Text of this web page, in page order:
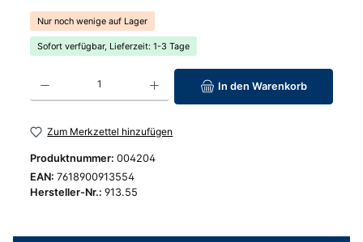
Nur noch wenige auf Lager
Sofort verfügbar, Lieferzeit: 1-3 Tage
Produkt Anzahl: Gib den gewünschten Wert ein oder benutze die
In den Warenkorb
Zum Merkzettel hinzufügen
Produktnummer: 004204
EAN: 7618900913554
Hersteller-Nr.: 913.55